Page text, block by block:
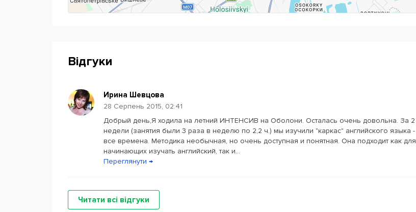
Відгуки
Ирина Шевцова
28 Серпень 2015, 02:41
Добрый день,Я ходила на летний ИНТЕНСИВ на Оболони. Осталась очень довольна. За 2
недели (занятия были 3 раза в неделю по 2,2 ч.) мы изучили "каркас" английского языка -
все времена. Методика необычная, но очень доступная и понятная. Она подходит как для
начинающих изучать английский, так и...
Переглянути →
Читати всі відгуки